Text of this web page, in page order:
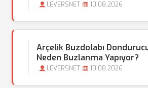
LEVERSNET 10.08.2026
Arçelik Buzdolabı
Neden Buzlanma Yapıyor?
LEVERSNET 10.08.2026